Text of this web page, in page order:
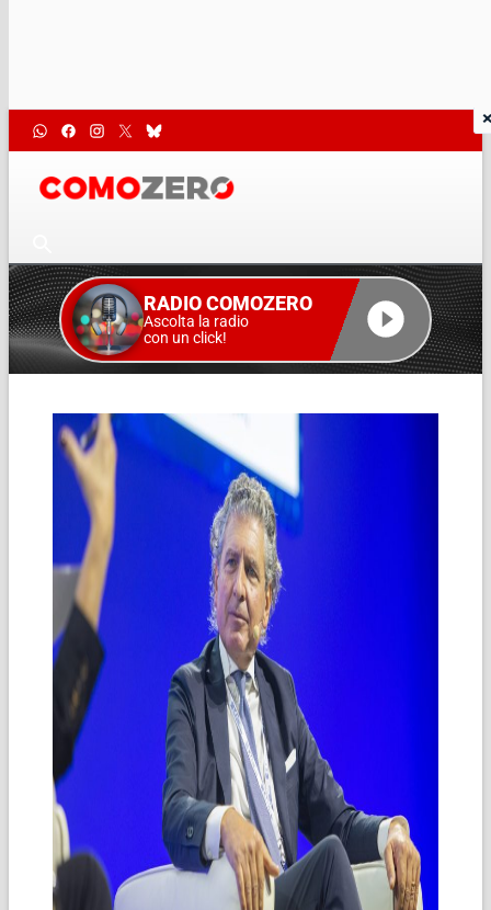
RADIO COMOZERO
Ascolta la radio
con un click!